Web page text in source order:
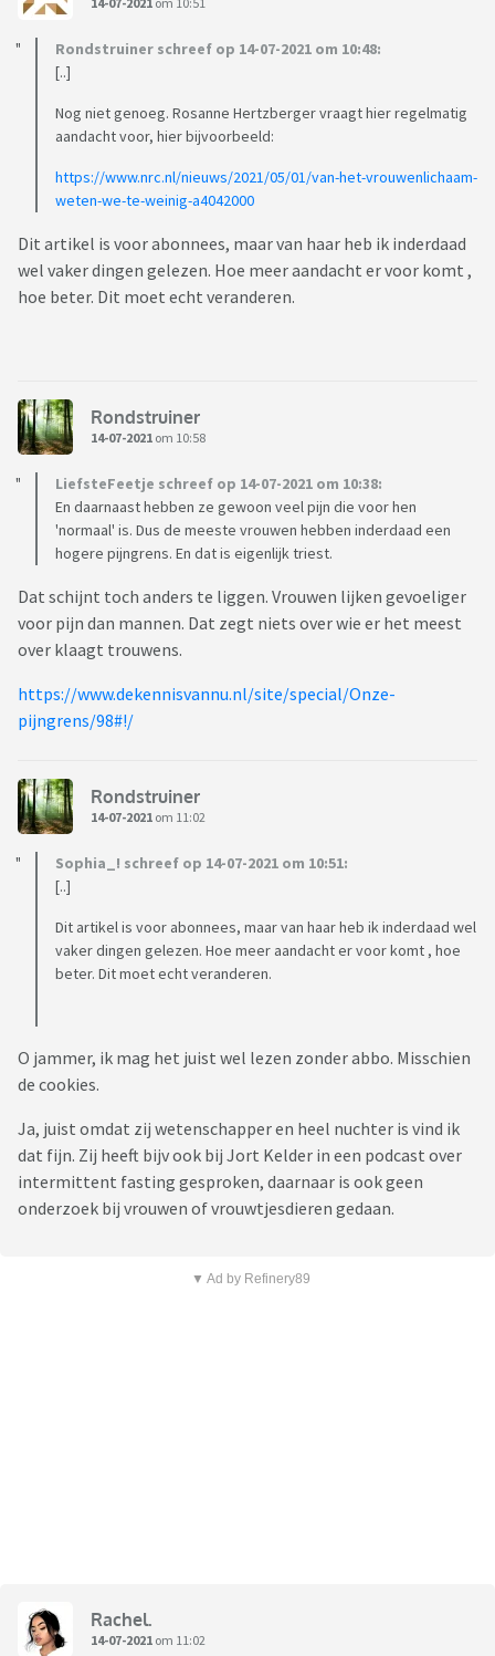
Rondstruiner schreef op 14-07-2021 om 10:48:
[..]
Nog niet genoeg. Rosanne Hertzberger vraagt hier regelmatig
aandacht voor, hier bijvoorbeeld:
https://www.nrc.nl/nieuws/2021/05/01/van-het-vrouwenlichaam-
weten-we-te-weinig-a4042000
Dit artikel is voor abonnees, maar van haar heb ik inderdaad
wel vaker dingen gelezen. Hoe meer aandacht er voor komt ,
hoe beter. Dit moet echt veranderen.
Rondstruiner
14-07-2021 om 10:58
LiefsteFeetje schreef op 14-07-2021 om 10:38:
En daarnaast hebben ze gewoon veel pijn die voor hen
'normaal' is. Dus de meeste vrouwen hebben inderdaad een
hogere pijngrens. En dat is eigenlijk triest.
Dat schijnt toch anders te liggen. Vrouwen lijken gevoeliger
voor pijn dan mannen. Dat zegt niets over wie er het meest
over klaagt trouwens.
https://www.dekennisvannu.nl/site/special/Onze-
pijngrens/98#!/
Rondstruiner
14-07-2021 om 11:02
Sophia_! schreef op 14-07-2021 om 10:51:
[..]
Dit artikel is voor abonnees, maar van haar heb ik inderdaad wel
vaker dingen gelezen. Hoe meer aandacht er voor komt , hoe
beter. Dit moet echt veranderen.
O jammer, ik mag het juist wel lezen zonder abbo. Misschien
de cookies.
Ja, juist omdat zij wetenschapper en heel nuchter is vind ik
dat fijn. Zij heeft bijv ook bij Jort Kelder in een podcast over
intermittent fasting gesproken, daarnaar is ook geen
onderzoek bij vrouwen of vrouwtjesdieren gedaan.
▼ Ad by Refinery89
Rachel.
14-07-2021 om 11:02